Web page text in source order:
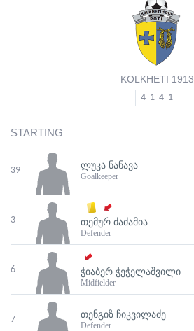
KOLKHETI 1913
4-1-4-1
STARTING
39 ᲚᲣᲙᲐ ᲜᲐᲜᲐᲕᲐ
Goalkeeper
3 ᲗᲔᲛᲣᲠ ᲫᲐᲫᲐᲛᲘᲐ
Defender
6 ᲭᲘᲐᲑᲔᲠ ᲭᲔᲭᲔᲚᲐᲨᲕᲘᲚᲘ
Midfielder
7 ᲗᲔᲜᲒᲘᲖ ᲩᲘᲙᲕᲘᲚᲐᲫᲔ
Defender